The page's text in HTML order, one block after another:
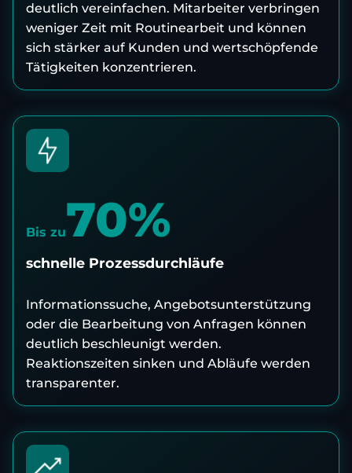
deutlich vereinfachen. Mitarbeiter verbringen
weniger Zeit mit Routinearbeit und können
sich stärker auf Kunden und wertschöpfende
Tätigkeiten konzentrieren.
Bis zu70%
schnelle Prozessdurchläufe
Informationssuche, Angebotsunterstützung
oder die Bearbeitung von Anfragen können
deutlich beschleunigt werden.
Reaktionszeiten sinken und Abläufe werden
transparenter.